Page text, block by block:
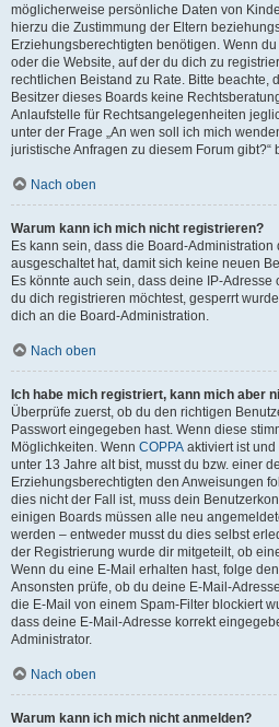
möglicherweise persönliche Daten von
hierzu die Zustimmung der Eltern
Erziehungsberechtigten benötigen. Wenn
oder die Website, auf der du dich zu
rechtlichen Beistand zu Rate. Bitte beachte,
Besitzer dieses Boards keine
Anlaufstelle für Rechtsangelegenheiten
unter der Frage „An wen soll ich mich
juristische Anfragen zu diesem Forum gibt?“
Nach oben
Warum kann ich mich nicht registrieren?
Es kann sein, dass die Board-
ausgeschaltet hat, damit sich keine neuen
Es könnte auch sein, dass deine IP-
du dich registrieren möchtest, gesperrt
dich an die Board-Administration.
Nach oben
Ich habe mich registriert, kann mich aber
Überprüfe zuerst, ob du den richtigen
Passwort eingegeben hast. Wenn diese
Möglichkeiten. Wenn COPPA aktiviert ist
unter 13 Jahre alt bist, musst du bzw. einer
Erziehungsberechtigten den Anweisungen
dies nicht der Fall ist, muss dein
einigen Boards müssen alle neu
werden – entweder musst du dies selbst
der Registrierung wurde dir mitgeteilt, ob
Wenn du eine E-Mail erhalten hast, folge
Ansonsten prüfe, ob du deine E-Mail-
die E-Mail von einem Spam-Filter blockiert
dass deine E-Mail-Adresse korrekt
Administrator.
Nach oben
Warum kann ich mich nicht anmelden?